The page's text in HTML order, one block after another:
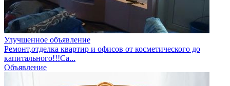
Улучшенное объявление
Ремонт,отделка квартир и офисов от косметического до
капитального!!!Са...
Объявление